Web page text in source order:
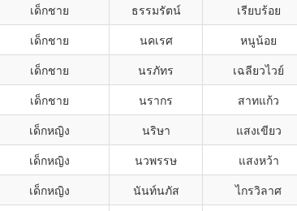
เด็กชาย ธรรมรัตน์ เรียบร้อย
เด็กชาย นคเรศ หนูน้อย
เด็กชาย นรภัทร เฉลียวไวย์
เด็กชาย นรากร สาทแก้ว
เด็กหญิง นริษา แสงเขียว
เด็กหญิง นวพรรษ แสงหว้า
เด็กหญิง นันท์นภัส ไกรวิลาศ